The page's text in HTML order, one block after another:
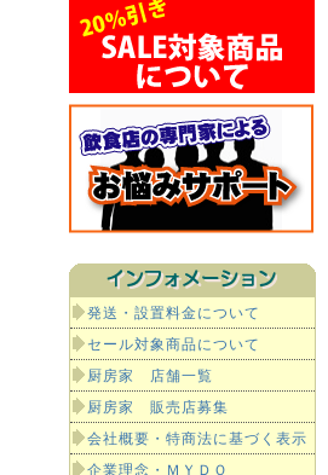
発送・設置料金について
セール対象商品について
厨房家 店舗一覧
厨房家 販売店募集
会社概要・特商法に基づく表示
企業理念・ＭＹＤＯ